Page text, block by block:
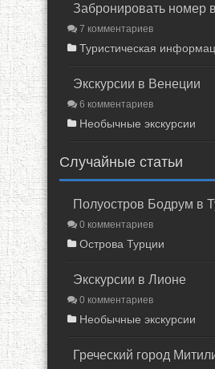
Забронировать номер
7 комментариев
Туристическая
Экскурсии в Венеции
6 комментариев
Необычные экскурсии
Случайные статьи
Полуостров Бодрум в
0 комментариев
Острова Турции
Экскурсии в Лионе
0 комментариев
Необычные экскурсии
Греческий город